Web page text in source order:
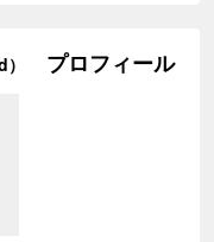
プロフィール